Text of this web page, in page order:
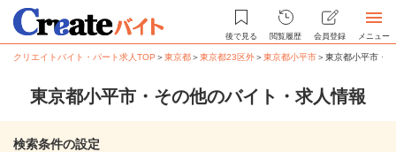
後で見る 閲覧履歴 会員登録 メニュー
クリエイトバイト・パート求人TOP ＞東京都＞東京都23区外＞東京都小平市＞東京都小平市・
東京都小平市・その他のバイト・求人情報
検索条件の設定